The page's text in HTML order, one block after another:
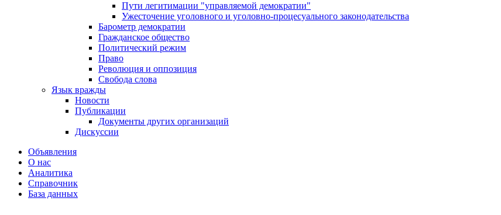
Пути легитимации "управляемой демократии"
Ужесточение уголовного и уголовно-процесуального законодательства
Барометр демократии
Гражданское общество
Политический режим
Право
Революция и оппозиция
Свобода слова
Язык вражды
Новости
Публикации
Документы других организаций
Дискуссии
Объявления
О нас
Аналитика
Справочник
База данных